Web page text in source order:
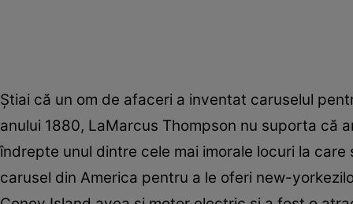
Ştiai că un om de afaceri a inventat caruselul
anului 1880, LaMarcus Thompson nu suporta că
îndrepte unul dintre cele mai imorale locuri la
carusel din America pentru a le oferi new-